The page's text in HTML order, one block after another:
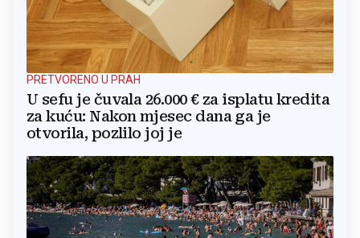
PRETVORENO U PRAH
U sefu je čuvala 26.000 € za isplatu kredita
za kuću: Nakon mjesec dana ga je
otvorila, pozlilo joj je